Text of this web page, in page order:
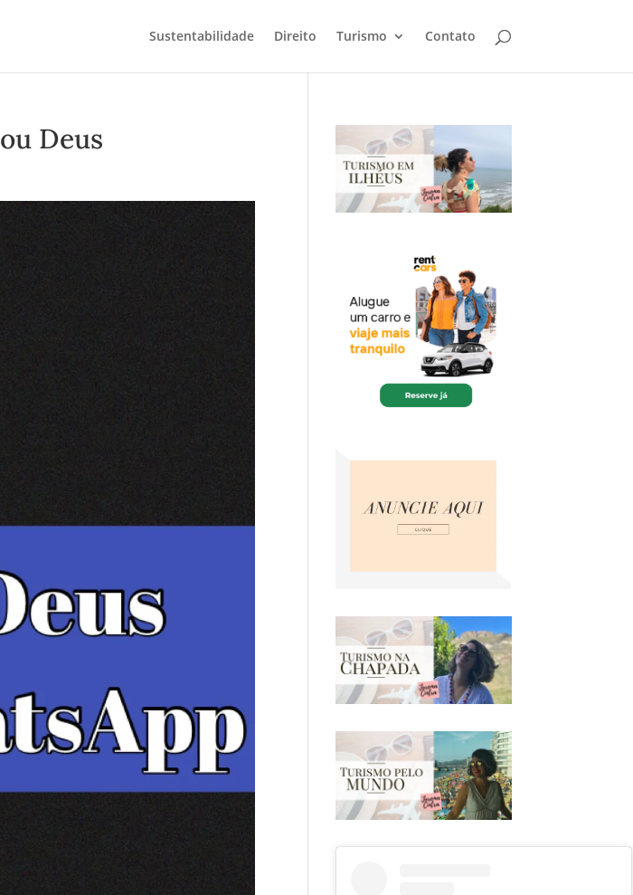
Sustentabilidade Direito Turismo Contato
Deus